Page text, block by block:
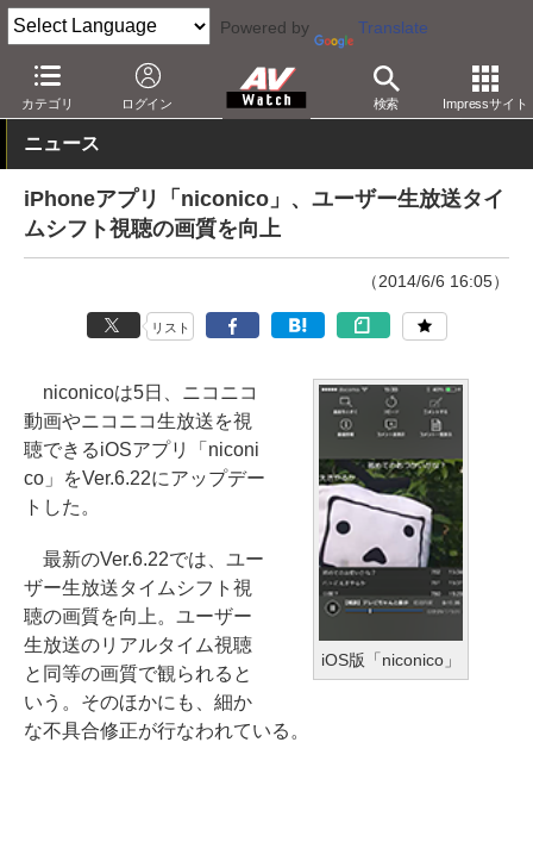
Powered by Translate
カテゴリ ログイン 検索 Impressサイト
AV Watch コンテンツ・サービス 映像配信 niconico
ニュース
iPhoneアプリ「niconico」、ユーザー生放送タイ
ムシフト視聴の画質を向上
（2014/6/6 16:05）
リスト
iOS版「niconico」
niconicoは5日、ニコニコ
動画やニコニコ生放送を視
聴できるiOSアプリ「niconi
co」をVer.6.22にアップデー
トした。
最新のVer.6.22では、ユー
ザー生放送タイムシフト視
聴の画質を向上。ユーザー
生放送のリアルタイム視聴
と同等の画質で観られると
いう。そのほかにも、細か
な不具合修正が行なわれている。